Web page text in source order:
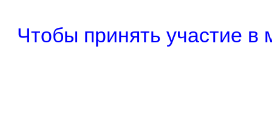
Чтобы принять участие